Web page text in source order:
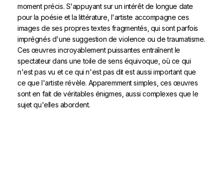
moment précis. S'appuyant sur un intérêt de longue date
pour la poésie et la littérature, l'artiste accompagne ces
images de ses propres textes fragmentés, qui sont parfois
imprégnés d'une suggestion de violence ou de traumatisme.
Ces œuvres incroyablement puissantes entraînent le
spectateur dans une toile de sens équivoque, où ce qui
n'est pas vu et ce qui n'est pas dit est aussi important que
ce que l'artiste révèle. Apparemment simples, ces œuvres
sont en fait de véritables énigmes, aussi complexes que le
sujet qu'elles abordent.